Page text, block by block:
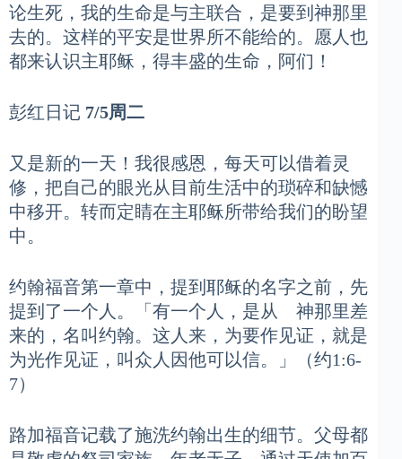
论生死，我的生命是与主联合，是要到神那里
去的。这样的平安是世界所不能给的。愿人也
都来认识主耶稣，得丰盛的生命，阿们！
彭红日记 7/5周二
又是新的一天！我很感恩，每天可以借着灵
修，把自己的眼光从目前生活中的琐碎和缺憾
中移开。转而定睛在主耶稣所带给我们的盼望
中。
约翰福音第一章中，提到耶稣的名字之前，先
提到了一个人。「有一个人，是从 神那里差
来的，名叫约翰。这人来，为要作见证，就是
为光作见证，叫众人因他可以信。」（约1:6-
7）
路加福音记载了施洗约翰出生的细节。父母都